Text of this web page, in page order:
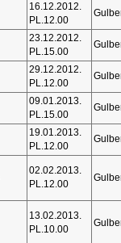
16.12.2012.
PL.12.00
23.12.2012.
PL.15.00
29.12.2012.
PL.12.00
09.01.2013.
PL.15.00
19.01.2013.
PL.12.00
02.02.2013.
PL.12.00
13.02.2013.
PL.10.00